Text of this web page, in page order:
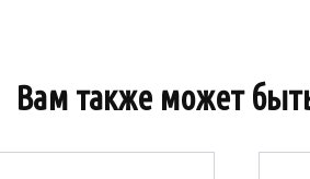
Вам также может